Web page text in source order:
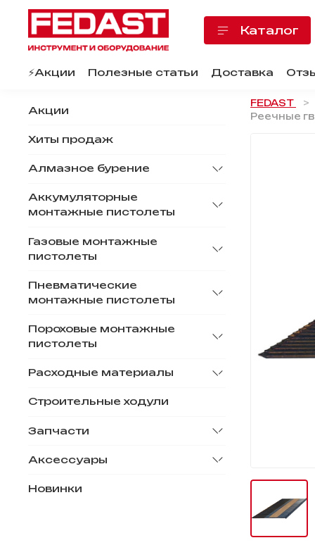
Каталог
⚡️Акции Полезные статьи Доставка
FEDAST
Реечные
Акции
Хиты продаж
Алмазное бурение
Аккумуляторные
монтажные пистолеты
Газовые монтажные
пистолеты
Пневматические
монтажные пистолеты
Пороховые монтажные
пистолеты
Расходные материалы
Строительные ходули
Запчасти
Аксессуары
Новинки